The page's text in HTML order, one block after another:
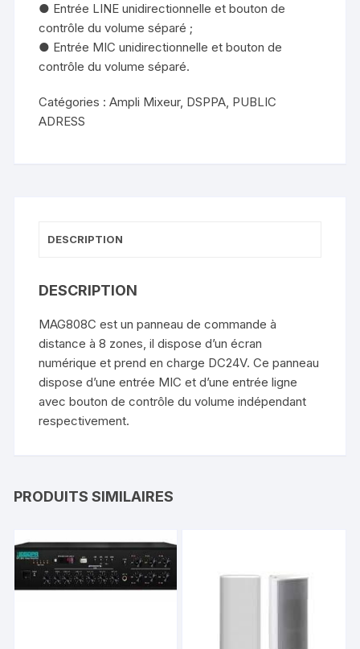
● Entrée LINE unidirectionnelle et bouton de
contrôle du volume séparé ;
● Entrée MIC unidirectionnelle et bouton de
contrôle du volume séparé.
Catégories :Ampli Mixeur, DSPPA, PUBLIC
ADRESS
DESCRIPTION
DESCRIPTION
MAG808C est un panneau de commande à
distance à 8 zones, il dispose d’un écran
numérique et prend en charge DC24V. Ce panneau
dispose d’une entrée MIC et d’une entrée ligne
avec bouton de contrôle du volume indépendant
respectivement.
PRODUITS SIMILAIRES